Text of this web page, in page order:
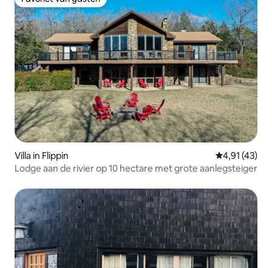
Favoriet van gasten
Villa in Flippin Gemiddelde
4,91 (43)
Lodge aan de rivier op 10 hectare met grote aanlegsteiger